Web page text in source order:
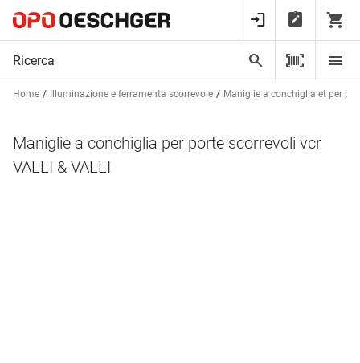
Home Illuminazione e ferramenta scorrevole Maniglie a conchiglia et per
Maniglie a conchiglia per porte scorrevoli vcr
VALLI & VALLI